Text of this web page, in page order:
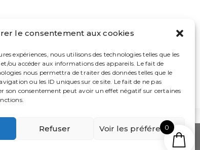
le consentement aux cookies
expériences, nous utilisons des technologies telles que les
ou accéder aux informations des appareils. Le fait de
nous permettra de traiter des données telles que le
ou les ID uniques sur ce site. Le fait de ne pas
son consentement peut avoir un effet négatif sur certaines
Refuser Voir les préférences
0